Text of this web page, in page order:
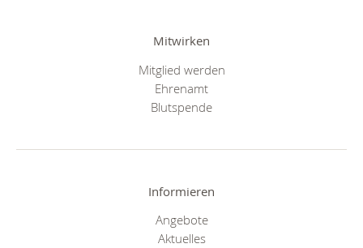
Mitwirken
Mitglied werden
Ehrenamt
Blutspende
Informieren
Angebote
Aktuelles